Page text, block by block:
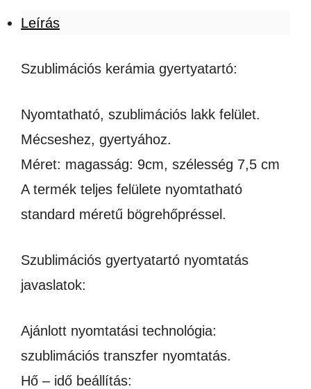
Leírás
Szublimációs kerámia gyertyatartó:
Nyomtatható, szublimációs lakk felület.
Mécseshez, gyertyához.
Méret: magasság: 9cm, szélesség 7,5 cm
A termék teljes felülete nyomtatható
standard méretű bögrehőpréssel.
Szublimációs gyertyatartó nyomtatás
javaslatok:
Ajánlott nyomtatási technológia:
szublimációs transzfer nyomtatás.
Hő – idő beállítás: